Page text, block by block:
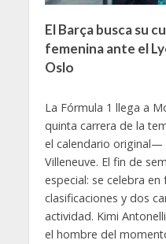
El Barça busca su
femenina ante el
Oslo
La Fórmula 1 llega a
quinta carrera de la
el calendario original—
Villeneuve. El fin de
especial: se celebra
clasificaciones y dos
actividad. Kimi
el hombre del